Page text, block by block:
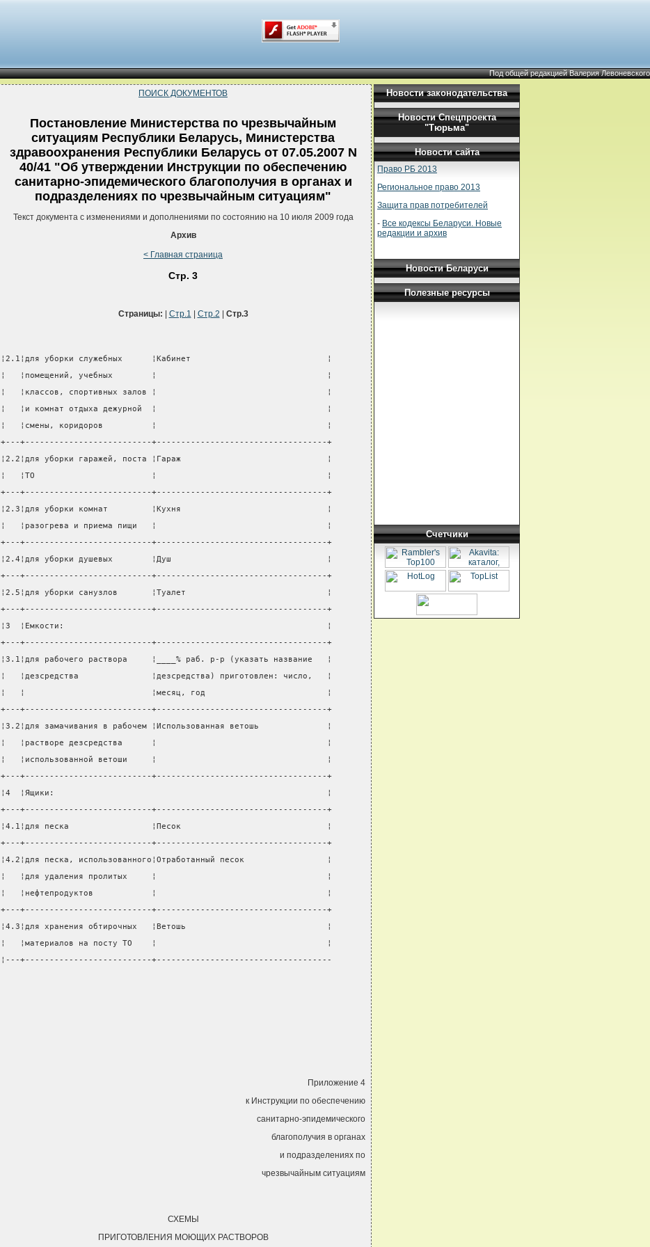
Под общей редакцией Валерия Левоневского
ПОИСК ДОКУМЕНТОВ
Постановление Министерства по чрезвычайным
ситуациям Республики Беларусь, Министерства
здравоохранения Республики Беларусь от 07.05.2007 N
40/41 "Об утверждении Инструкции по обеспечению
санитарно-эпидемического благополучия в органах и
подразделениях по чрезвычайным ситуациям"
Текст документа с изменениями и дополнениями по состоянию на 10 июля 2009 года
Архив
< Главная страница
Стр. 3
Страницы: Стр.1 Стр.2 Стр.3
¦2.1¦для уборки служебных      ¦Кабинет                            ¦
¦   ¦помещений, учебных        ¦                                   ¦
¦   ¦классов, спортивных залов ¦                                   ¦
¦   ¦и комнат отдыха дежурной  ¦                                   ¦
¦   ¦смены, коридоров          ¦                                   ¦
+---+--------------------------+-----------------------------------+
¦2.2¦для уборки гаражей, поста ¦Гараж                              ¦
¦   ¦ТО                        ¦                                   ¦
+---+--------------------------+-----------------------------------+
¦2.3¦для уборки комнат         ¦Кухня                              ¦
¦   ¦разогрева и приема пищи   ¦                                   ¦
+---+--------------------------+-----------------------------------+
¦2.4¦для уборки душевых        ¦Душ                                ¦
+---+--------------------------+-----------------------------------+
¦2.5¦для уборки санузлов       ¦Туалет                             ¦
+---+--------------------------+-----------------------------------+
¦3  ¦Емкости:                                                      ¦
+---+--------------------------+-----------------------------------+
¦3.1¦для рабочего раствора     ¦____% раб. р-р (указать название   ¦
¦   ¦дезсредства               ¦дезсредства) приготовлен: число,   ¦
¦   ¦                          ¦месяц, год                         ¦
+---+--------------------------+-----------------------------------+
¦3.2¦для замачивания в рабочем ¦Использованная ветошь              ¦
¦   ¦растворе дезсредства      ¦                                   ¦
¦   ¦использованной ветоши     ¦                                   ¦
+---+--------------------------+-----------------------------------+
¦4  ¦Ящики:                                                        ¦
+---+--------------------------+-----------------------------------+
¦4.1¦для песка                 ¦Песок                              ¦
+---+--------------------------+-----------------------------------+
¦4.2¦для песка, использованного¦Отработанный песок                 ¦
¦   ¦для удаления пролитых     ¦                                   ¦
¦   ¦нефтепродуктов            ¦                                   ¦
+---+--------------------------+-----------------------------------+
¦4.3¦для хранения обтирочных   ¦Ветошь                             ¦
¦   ¦материалов на посту ТО    ¦                                   ¦
¦---+--------------------------+------------------------------------
Приложение 4
к Инструкции по обеспечению
санитарно-эпидемического
благополучия в органах
и подразделениях по
чрезвычайным ситуациям
СХЕМЫ
ПРИГОТОВЛЕНИЯ МОЮЩИХ РАСТВОРОВ
Новости законодательства
Новости Спецпроекта
"Тюрьма"
Новости сайта
Право РБ 2013
Региональное право 2013
Защита прав потребителей
- Все кодексы Беларуси. Новые
редакции и архив
Новости Беларуси
Полезные ресурсы
Счетчики